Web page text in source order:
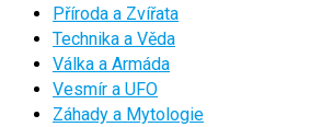
Příroda a Zvířata
Technika a Věda
Válka a Armáda
Vesmír a UFO
Záhady a Mytologie